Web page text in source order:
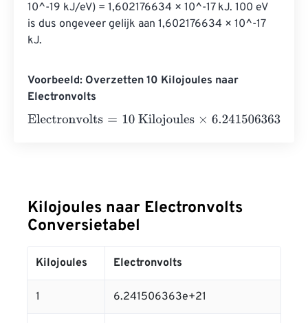
10^-19 kJ/eV) = 1,602176634 × 10^-17 kJ. 100 eV
is dus ongeveer gelijk aan 1,602176634 × 10^-17
kJ.
Voorbeeld: Overzetten 10 Kilojoules naar
Electronvolts
Electronvolts=10 Kilojoules×6.241506363e21=
Kilojoules naar Electronvolts
Conversietabel
Kilojoules Electronvolts
1 6.241506363e+21